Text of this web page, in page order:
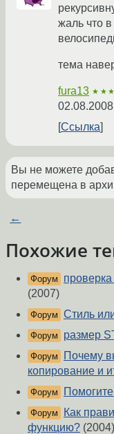
жаль что
тема
fura13 ★★★
Ссылка
Вы не можете
перемещена в
←
Похожие
Форум
(2007)
Форум Стиль
Форум размер
Форум
Почему
копирование и
Форум
Форум
Как
функцию? (2004)